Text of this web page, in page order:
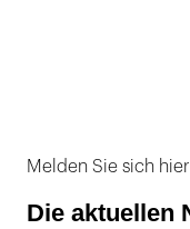
Melden Sie sich
Die aktuellen